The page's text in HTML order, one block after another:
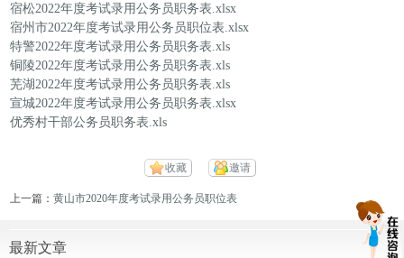
宿松2022年度考试录用公务员职务表.xlsx
宿州市2022年度考试录用公务员职位表.xlsx
特警2022年度考试录用公务员职务表.xls
铜陵2022年度考试录用公务员职务表.xls
芜湖2022年度考试录用公务员职务表.xls
宣城2022年度考试录用公务员职务表.xlsx
优秀村干部公务员职务表.xls
收藏 邀请
上一篇：黄山市2020年度考试录用公务员职位表
最新文章